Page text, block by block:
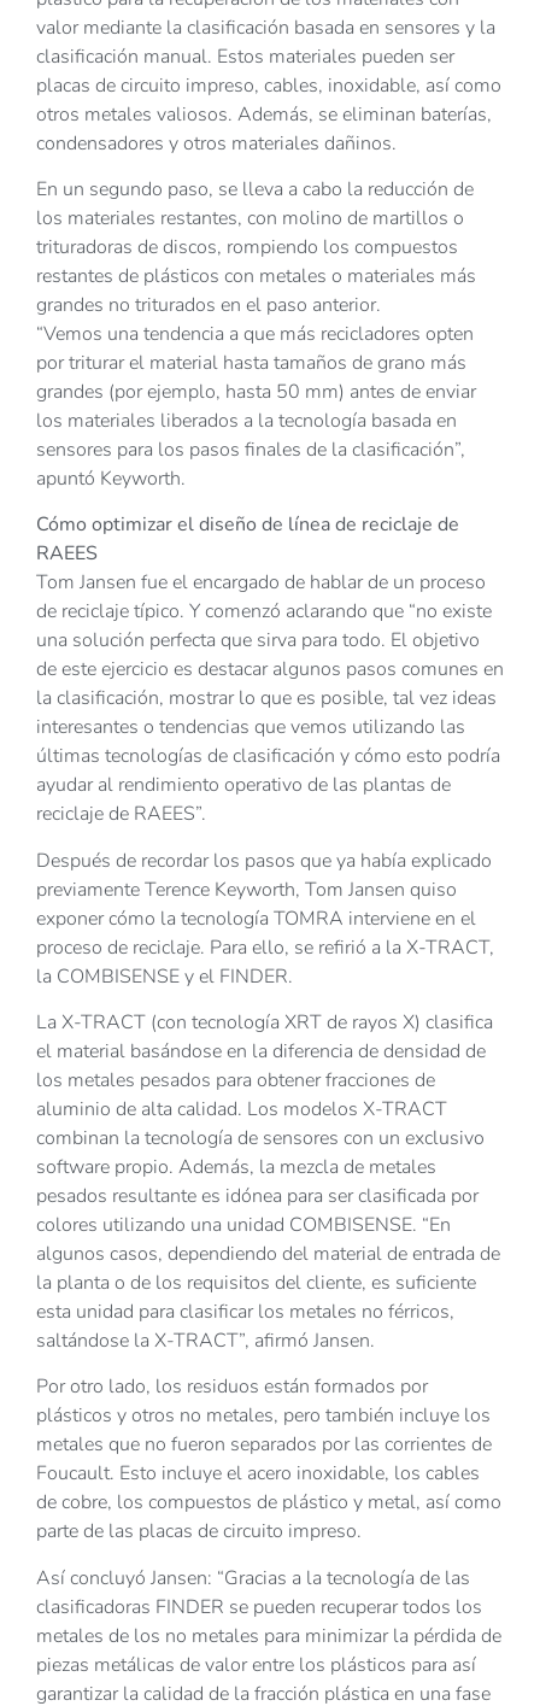
valor mediante la clasificación basada en sensores y la
clasificación manual. Estos materiales pueden ser
placas de circuito impreso, cables, inoxidable, así como
otros metales valiosos. Además, se eliminan baterías,
condensadores y otros materiales dañinos.
En un segundo paso, se lleva a cabo la reducción de
los materiales restantes, con molino de martillos o
trituradoras de discos, rompiendo los compuestos
restantes de plásticos con metales o materiales más
grandes no triturados en el paso anterior.
“Vemos una tendencia a que más recicladores opten
por triturar el material hasta tamaños de grano más
grandes (por ejemplo, hasta 50 mm) antes de enviar
los materiales liberados a la tecnología basada en
sensores para los pasos finales de la clasificación”,
apuntó Keyworth.
Cómo optimizar el diseño de línea de reciclaje de
RAEES
Tom Jansen fue el encargado de hablar de un proceso
de reciclaje típico. Y comenzó aclarando que “no existe
una solución perfecta que sirva para todo. El objetivo
de este ejercicio es destacar algunos pasos comunes en
la clasificación, mostrar lo que es posible, tal vez ideas
interesantes o tendencias que vemos utilizando las
últimas tecnologías de clasificación y cómo esto podría
ayudar al rendimiento operativo de las plantas de
reciclaje de RAEES”.
Después de recordar los pasos que ya había explicado
previamente Terence Keyworth, Tom Jansen quiso
exponer cómo la tecnología TOMRA interviene en el
proceso de reciclaje. Para ello, se refirió a la X-TRACT,
la COMBISENSE y el FINDER.
La X-TRACT (con tecnología XRT de rayos X) clasifica
el material basándose en la diferencia de densidad de
los metales pesados para obtener fracciones de
aluminio de alta calidad. Los modelos X-TRACT
combinan la tecnología de sensores con un exclusivo
software propio. Además, la mezcla de metales
pesados resultante es idónea para ser clasificada por
colores utilizando una unidad COMBISENSE. “En
algunos casos, dependiendo del material de entrada de
la planta o de los requisitos del cliente, es suficiente
esta unidad para clasificar los metales no férricos,
saltándose la X-TRACT”, afirmó Jansen.
Por otro lado, los residuos están formados por
plásticos y otros no metales, pero también incluye los
metales que no fueron separados por las corrientes de
Foucault. Esto incluye el acero inoxidable, los cables
de cobre, los compuestos de plástico y metal, así como
parte de las placas de circuito impreso.
Así concluyó Jansen: “Gracias a la tecnología de las
clasificadoras FINDER se pueden recuperar todos los
metales de los no metales para minimizar la pérdida de
piezas metálicas de valor entre los plásticos para así
garantizar la calidad de la fracción plástica en una fase